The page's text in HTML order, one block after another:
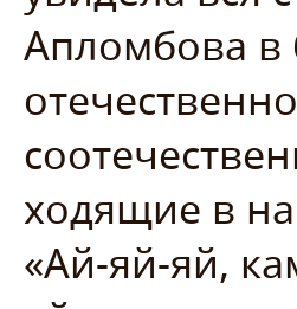
Апломбова в
ходящие в
«Ай-яй-яй,